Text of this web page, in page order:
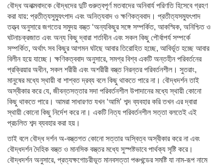
বৌদ্ধ অনাত্মবাদকে বৌদ্ধদের দুটি গুরুত্বপূর্ণ মতবাদের অনিবার্য পরিণতি হিসেবে গ্রহণ
করা যায়: প্রতীত্যসুম্যুৎপাদ এবং অনিত্যবাদ ও ক্ষণিকত্ববাদ। প্রতীত্যসম্যুৎপাদ
তত্ত্ব অনুসারে জগতের সমুদয় বস্ত্ত ‘অন্যকিছুর সঙ্গে সম্পর্কিত, আকস্মিক, অনিশ্চিত ও
ঘটনাচক্রজাত এবং অন্য কিছু দ্বারা শর্তাধীন এবং সকল কিছু পৌর্বাপর্য সম্পর্কে
সম্পর্কিত, অর্থাৎ সব কিছুর আগমন ঘটছে আবার তিরোহিত হচ্ছে, আবির্ভূত হচ্ছে আবার
বিলীন হয়ে যাচ্ছে। ক্ষণিকত্ববাদ অনুসারে, সমগ্র বিশ্ব একটি অন্তহীন পরিবর্তনের
প্রক্রিয়ার অধীন, সকল শরীরী এবং অশরীরী বস্ত্ত নিরন্তর পরিবর্তনশীল। সুতরাং,
মানুষের মধ্যে স্থায়ী বা শাশ্বত দ্রব্য বলে কিছু থাকতে পারে না। বৌদ্ধদর্শন তাই
অস্বীকার করে যে, জীবন্তসত্তার সদা পরিবর্তনশীল উপাদানের মধ্যে স্থায়ী কোনো
কিছু থাকতে পারে। আমরা সাধারণত যখন ‘আমি’ শব্দ ব্যবহার করি তখন এর দ্বারা
স্থায়ী কোনো কিছু নির্দেশ করে না। একটি নিত্য পরিবর্তনশীল সত্তা বলতেই এই
প্রচলিত শব্দ ব্যবহার করা হয়।
তাই বলে বৌদ্ধ দর্শন অ-বস্ত্তগত কোনো সত্তার অস্বিত্ব অস্বীকার করে না এবং
বৌদ্ধদর্শন দৈহিক বস্ত্ত ও মানসিক বস্ত্তর মধ্যে সুস্পষ্টভাবে পার্থক্য সৃষ্টি করে।
বৌদ্ধদর্শন অনুসারে, প্রত্যক্ষগোচরীভূত মানবসত্তা পঞ্চখন্ডের সমষ্টি যা নাম-রূপ নামে